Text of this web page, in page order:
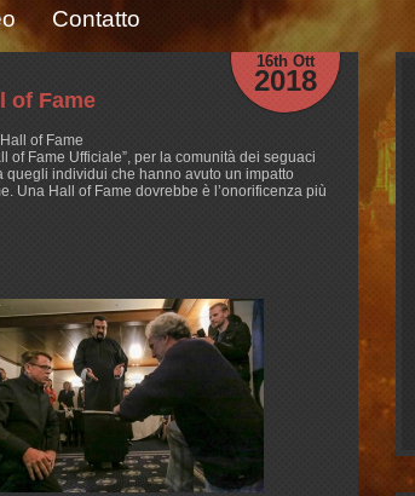
Contatto
16th Ott
2018
of Fame
of Fame
of Fame Ufficiale”, per la comunità dei seguaci
quegli individui che hanno avuto un impatto
Una Hall of Fame dovrebbe è l’onorificenza più